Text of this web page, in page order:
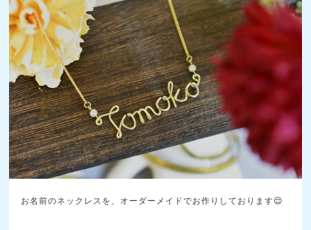
お名前のネックレスを、オーダーメイドでお作りしております😌